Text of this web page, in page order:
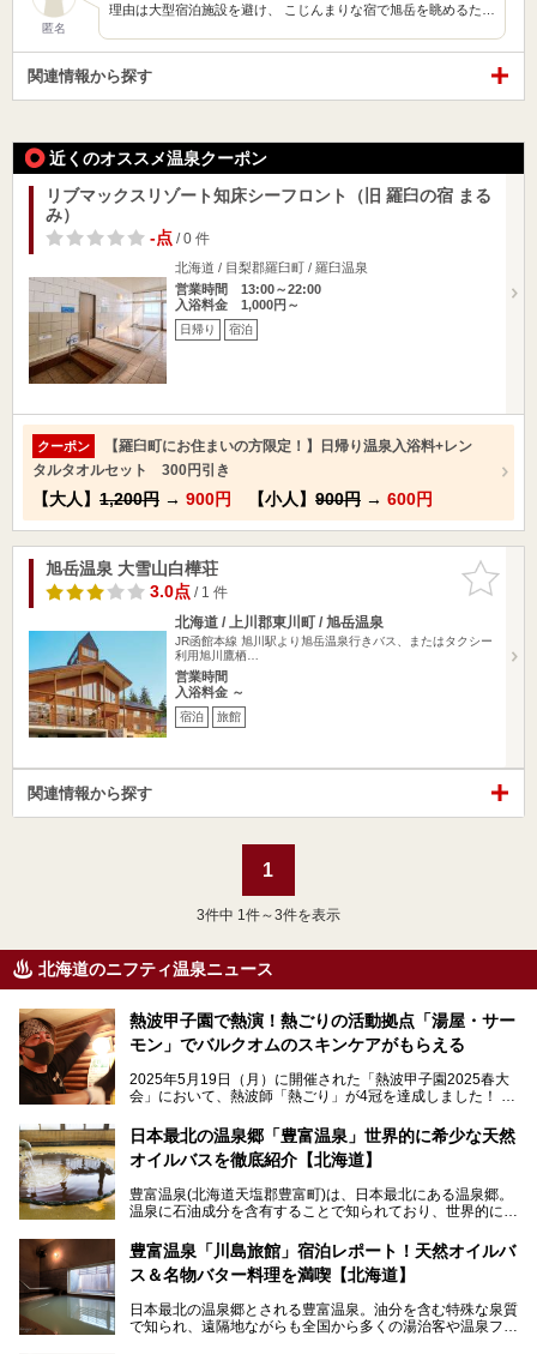
匿名
理由は大型宿泊施設を避け、 こじんまりな宿で旭岳を眺めるた…
関連情報から探す
近くのオススメ温泉クーポン
リブマックスリゾート知床シーフロント（旧 羅臼の宿 まる
み）
-点/ 0 件
北海道 / 目梨郡羅臼町 / 羅臼温泉
営業時間 13:00～22:00
入浴料金 1,000円～
日帰り 宿泊
クーポン
【羅臼町にお住まいの方限定！】日帰り温泉入浴料+レン
タルタオルセット 300円引き
【大人】 1,200円 → 900円 【小人】 900円 → 600円
お気に入
りに追加
旭岳温泉 大雪山白樺荘
3.0点/ 1 件
北海道 / 上川郡東川町 / 旭岳温泉
JR函館本線 旭川駅より旭岳温泉行きバス、またはタクシー
利用旭川鷹栖…
営業時間
入浴料金 ～
宿泊 旅館
関連情報から探す
1
3件中 1件～3件を表示
北海道のニフティ温泉ニュース
熱波甲子園で熱演！熱ごりの活動拠点「湯屋・サー
モン」でバルクオムのスキンケアがもらえる
2025年5月19日（月）に開催された「熱波甲子園2025春大
会」において、熱波師「熱ごり」が4冠を達成しました！
動拠点である北海道の銭湯「湯屋・サーモン」にて、メンズ
スキンケアブランド バルクオムの「ONE DAY KIT」を数量
限定でプレゼントいたします。
で、ぜひお試しください。※6月13日配布開始、なくなり次
第終了
───
提供元：株式会社バルクオム【PR】
この記事は株式会社バルクオム商品のPR記事です。
日本最北の温泉郷「豊富温泉」世界的に希少な天然
オイルバスを徹底紹介【北海道】
豊富温泉(北海道天塩郡豊富町)は、日本最北にある温泉郷。
温泉に石油成分を含有することで知られており、世界的にも
に特効があると言われ、遠隔地ながらも全国から湯治・療養
目的で多くの人々が訪れます。
地体験し、独自の視点で豊富温泉の“天然オイルバス”をレポ
ート。温泉地概要や日帰り入浴施設をはじめ、宿泊施設・ア
豊富温泉「川島旅館」宿泊レポート！天然オイルバ
ス＆名物バター料理を満喫【北海道】
日本最北の温泉郷とされる豊富温泉。油分を含む特殊な泉質
で知られ、遠隔地ながらも全国から多くの湯治客や温泉ファ